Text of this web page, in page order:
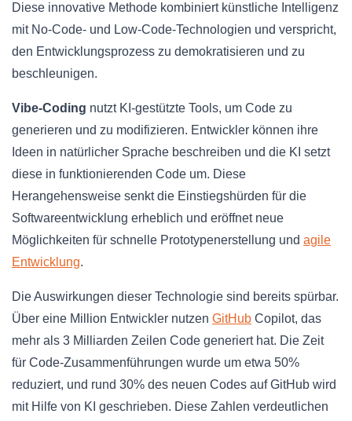
Diese innovative Methode kombiniert künstliche Intelligenz
mit No-Code- und Low-Code-Technologien und verspricht,
den Entwicklungsprozess zu demokratisieren und zu
beschleunigen.
Vibe-Coding nutzt KI-gestützte Tools, um Code zu
generieren und zu modifizieren. Entwickler können ihre
Ideen in natürlicher Sprache beschreiben und die KI setzt
diese in funktionierenden Code um. Diese
Herangehensweise senkt die Einstiegshürden für die
Softwareentwicklung erheblich und eröffnet neue
Möglichkeiten für schnelle Prototypenerstellung und agile
Entwicklung.
Die Auswirkungen dieser Technologie sind bereits spürbar.
Über eine Million Entwickler nutzen GitHub Copilot, das
mehr als 3 Milliarden Zeilen Code generiert hat. Die Zeit
für Code-Zusammenführungen wurde um etwa 50%
reduziert, und rund 30% des neuen Codes auf GitHub wird
mit Hilfe von KI geschrieben. Diese Zahlen verdeutlichen